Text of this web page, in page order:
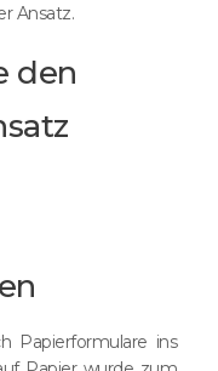
Ansatz.
den
Papierformulare ins